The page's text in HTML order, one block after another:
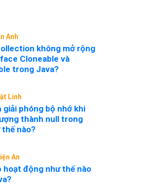
Anh
không mở rộng
Cloneable và
trong Java?
Linh
giải phóng bộ nhớ khi
thành null trong
thế nào?
An
hoạt động như thế nào